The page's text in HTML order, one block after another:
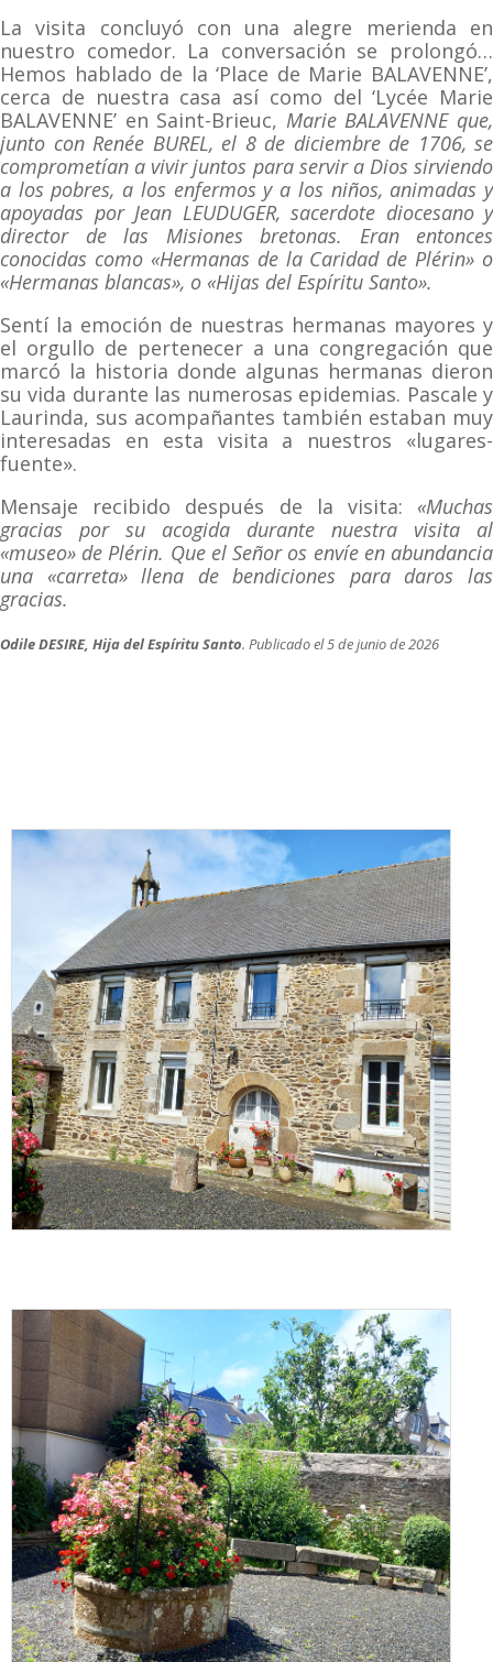
La visita concluyó con una alegre merienda en
nuestro comedor. La conversación se prolongó…
Hemos hablado de la ‘Place de Marie BALAVENNE’,
cerca de nuestra casa así como del ‘Lycée Marie
BALAVENNE’ en Saint-Brieuc, Marie BALAVENNE que,
junto con Renée BUREL, el 8 de diciembre de 1706, se
comprometían a vivir juntos para servir a Dios sirviendo
a los pobres, a los enfermos y a los niños, animadas y
apoyadas por Jean LEUDUGER, sacerdote diocesano y
director de las Misiones bretonas. Eran entonces
conocidas como «Hermanas de la Caridad de Plérin» o
«Hermanas blancas», o «Hijas del Espíritu Santo».
Sentí la emoción de nuestras hermanas mayores y
el orgullo de pertenecer a una congregación que
marcó la historia donde algunas hermanas dieron
su vida durante las numerosas epidemias. Pascale y
Laurinda, sus acompañantes también estaban muy
interesadas en esta visita a nuestros «lugares-
fuente».
Mensaje recibido después de la visita: «Muchas
gracias por su acogida durante nuestra visita al
«museo» de Plérin. Que el Señor os envíe en abundancia
una «carreta» llena de bendiciones para daros las
gracias.
Odile DESIRE, Hija del Espíritu Santo. Publicado el 5 de junio de 2026